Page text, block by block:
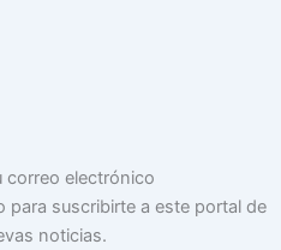
correo electrónico
suscribirte a este portal de
noticias.